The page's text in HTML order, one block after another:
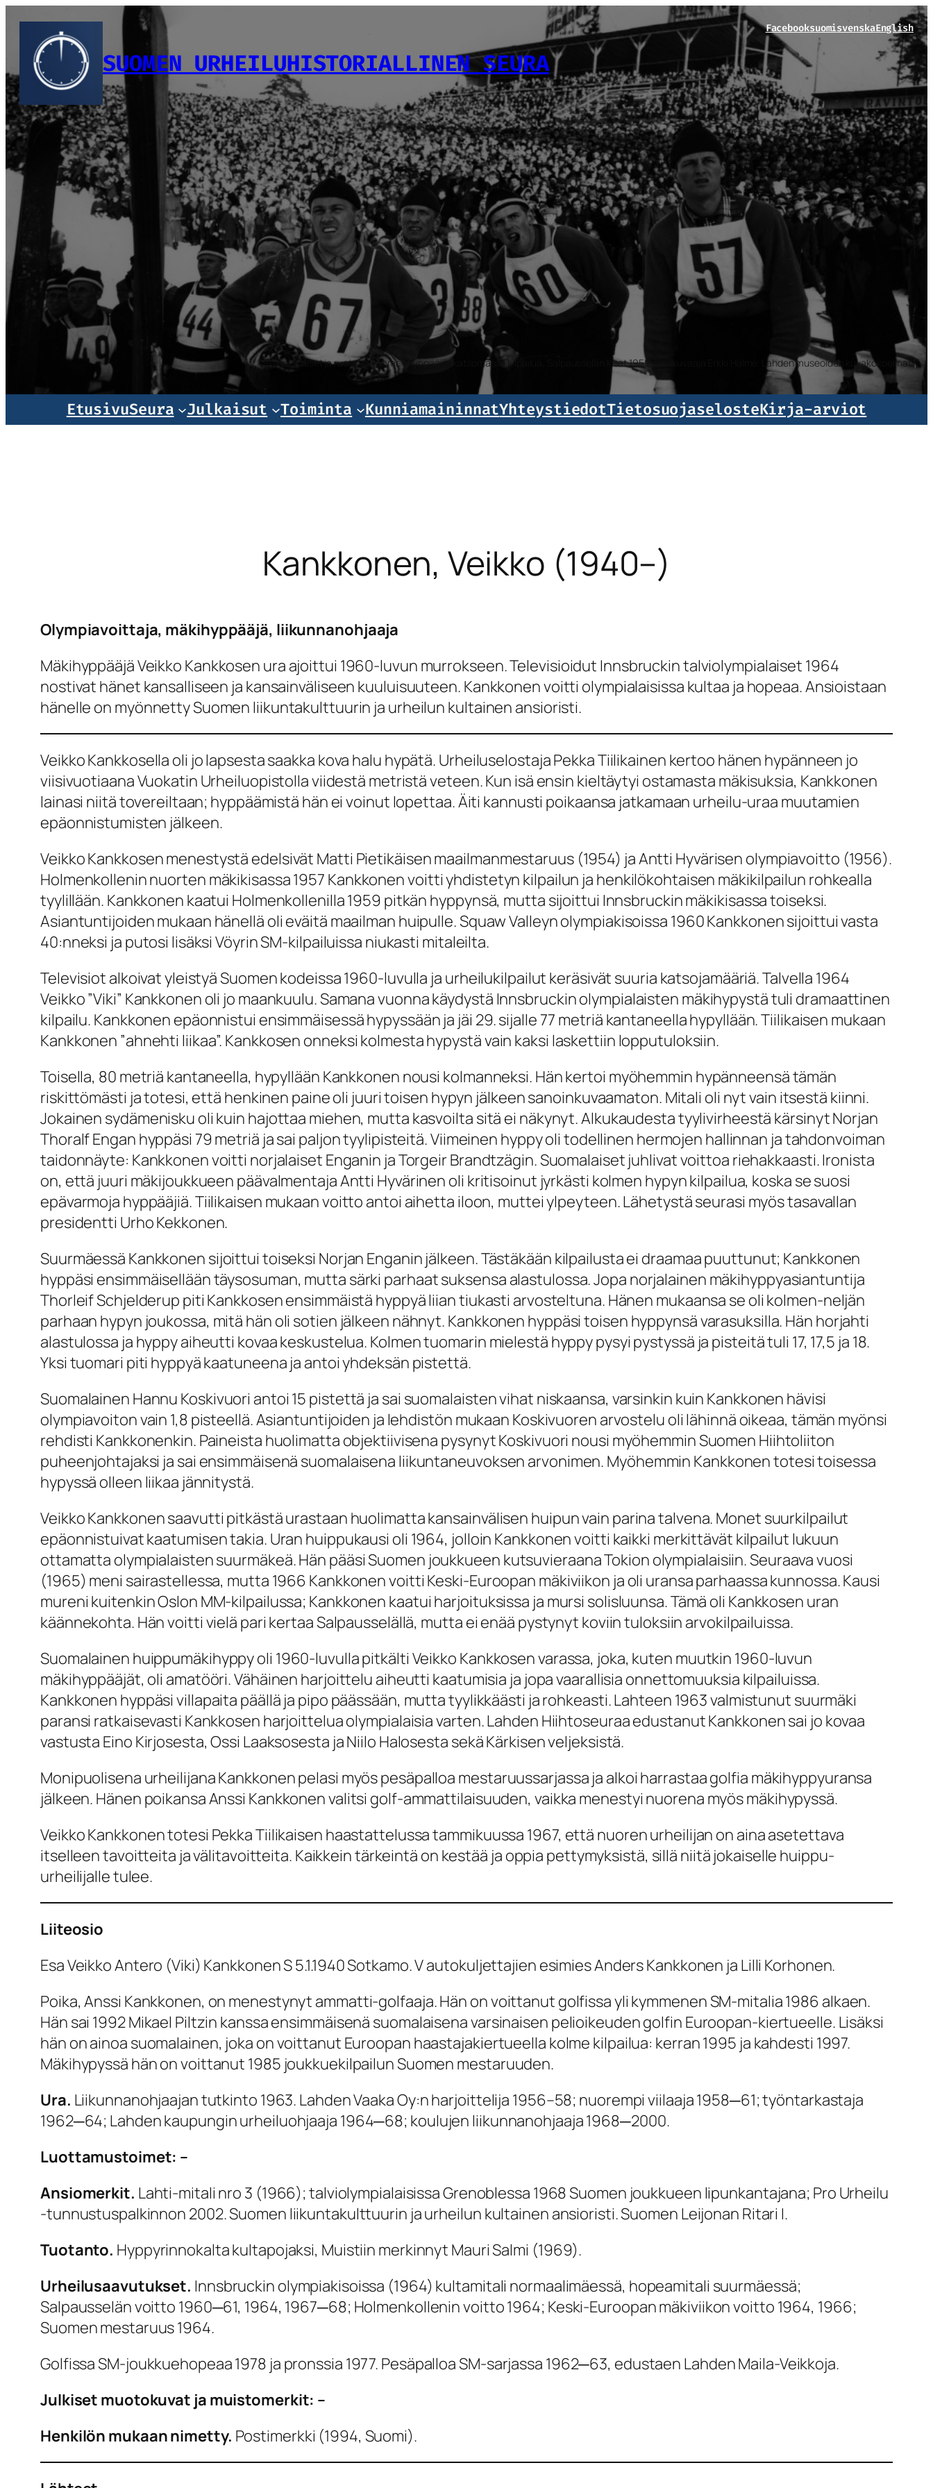
sisältöön
SUOMEN URHEILUHISTORIALLINEN SEURA
FacebooksuomisvenskaEnglish
Norjalaiset ja ruotsalaiset mäkihyppääjät katsomassa kilpailua, Salpausselän kisat 1959. Valokuvaaja Erkki Halme. Lahden museoiden kuvakokoelmat.
EtusivuSeura Julkaisut Toiminta KunniamaininnatYhteystiedotTietosuojaselosteKirja-arviot
Kankkonen, Veikko (1940–)
Olympiavoittaja, mäkihyppääjä, liikunnanohjaaja
Mäkihyppääjä Veikko Kankkosen ura ajoittui 1960-luvun murrokseen. Televisioidut Innsbruckin talviolympialaiset 1964
nostivat hänet kansalliseen ja kansainväliseen kuuluisuuteen. Kankkonen voitti olympialaisissa kultaa ja hopeaa. Ansioistaan
hänelle on myönnetty Suomen liikuntakulttuurin ja urheilun kultainen ansioristi.
Veikko Kankkosella oli jo lapsesta saakka kova halu hypätä. Urheiluselostaja Pekka Tiilikainen kertoo hänen hypänneen jo
viisivuotiaana Vuokatin Urheiluopistolla viidestä metristä veteen. Kun isä ensin kieltäytyi ostamasta mäkisuksia, Kankkonen
lainasi niitä tovereiltaan; hyppäämistä hän ei voinut lopettaa. Äiti kannusti poikaansa jatkamaan urheilu-uraa muutamien
epäonnistumisten jälkeen.
Veikko Kankkosen menestystä edelsivät Matti Pietikäisen maailmanmestaruus (1954) ja Antti Hyvärisen olympiavoitto (1956).
Holmenkollenin nuorten mäkikisassa 1957 Kankkonen voitti yhdistetyn kilpailun ja henkilökohtaisen mäkikilpailun rohkealla
tyylillään. Kankkonen kaatui Holmenkollenilla 1959 pitkän hyppynsä, mutta sijoittui Innsbruckin mäkikisassa toiseksi.
Asiantuntijoiden mukaan hänellä oli eväitä maailman huipulle. Squaw Valleyn olympiakisoissa 1960 Kankkonen sijoittui vasta
40:nneksi ja putosi lisäksi Vöyrin SM-kilpailuissa niukasti mitaleilta.
Televisiot alkoivat yleistyä Suomen kodeissa 1960-luvulla ja urheilukilpailut keräsivät suuria katsojamääriä. Talvella 1964
Veikko ”Viki” Kankkonen oli jo maankuulu. Samana vuonna käydystä Innsbruckin olympialaisten mäkihypystä tuli dramaattinen
kilpailu. Kankkonen epäonnistui ensimmäisessä hypyssään ja jäi 29. sijalle 77 metriä kantaneella hypyllään. Tiilikaisen mukaan
Kankkonen ”ahnehti liikaa”. Kankkosen onneksi kolmesta hypystä vain kaksi laskettiin lopputuloksiin.
Toisella, 80 metriä kantaneella, hypyllään Kankkonen nousi kolmanneksi. Hän kertoi myöhemmin hypänneensä tämän
riskittömästi ja totesi, että henkinen paine oli juuri toisen hypyn jälkeen sanoinkuvaamaton. Mitali oli nyt vain itsestä kiinni.
Jokainen sydämenisku oli kuin hajottaa miehen, mutta kasvoilta sitä ei näkynyt. Alkukaudesta tyylivirheestä kärsinyt Norjan
Thoralf Engan hyppäsi 79 metriä ja sai paljon tyylipisteitä. Viimeinen hyppy oli todellinen hermojen hallinnan ja tahdonvoiman
taidonnäyte: Kankkonen voitti norjalaiset Enganin ja Torgeir Brandtzägin. Suomalaiset juhlivat voittoa riehakkaasti. Ironista
on, että juuri mäkijoukkueen päävalmentaja Antti Hyvärinen oli kritisoinut jyrkästi kolmen hypyn kilpailua, koska se suosi
epävarmoja hyppääjiä. Tiilikaisen mukaan voitto antoi aihetta iloon, muttei ylpeyteen. Lähetystä seurasi myös tasavallan
presidentti Urho Kekkonen.
Suurmäessä Kankkonen sijoittui toiseksi Norjan Enganin jälkeen. Tästäkään kilpailusta ei draamaa puuttunut; Kankkonen
hyppäsi ensimmäisellään täysosuman, mutta särki parhaat suksensa alastulossa. Jopa norjalainen mäkihyppyasiantuntija
Thorleif Schjelderup piti Kankkosen ensimmäistä hyppyä liian tiukasti arvosteltuna. Hänen mukaansa se oli kolmen-neljän
parhaan hypyn joukossa, mitä hän oli sotien jälkeen nähnyt. Kankkonen hyppäsi toisen hyppynsä varasuksilla. Hän horjahti
alastulossa ja hyppy aiheutti kovaa keskustelua. Kolmen tuomarin mielestä hyppy pysyi pystyssä ja pisteitä tuli 17, 17,5 ja 18.
Yksi tuomari piti hyppyä kaatuneena ja antoi yhdeksän pistettä.
Suomalainen Hannu Koskivuori antoi 15 pistettä ja sai suomalaisten vihat niskaansa, varsinkin kuin Kankkonen hävisi
olympiavoiton vain 1,8 pisteellä. Asiantuntijoiden ja lehdistön mukaan Koskivuoren arvostelu oli lähinnä oikeaa, tämän myönsi
rehdisti Kankkonenkin. Paineista huolimatta objektiivisena pysynyt Koskivuori nousi myöhemmin Suomen Hiihtoliiton
puheenjohtajaksi ja sai ensimmäisenä suomalaisena liikuntaneuvoksen arvonimen. Myöhemmin Kankkonen totesi toisessa
hypyssä olleen liikaa jännitystä.
Veikko Kankkonen saavutti pitkästä urastaan huolimatta kansainvälisen huipun vain parina talvena. Monet suurkilpailut
epäonnistuivat kaatumisen takia. Uran huippukausi oli 1964, jolloin Kankkonen voitti kaikki merkittävät kilpailut lukuun
ottamatta olympialaisten suurmäkeä. Hän pääsi Suomen joukkueen kutsuvieraana Tokion olympialaisiin. Seuraava vuosi
(1965) meni sairastellessa, mutta 1966 Kankkonen voitti Keski-Euroopan mäkiviikon ja oli uransa parhaassa kunnossa. Kausi
mureni kuitenkin Oslon MM-kilpailussa; Kankkonen kaatui harjoituksissa ja mursi solisluunsa. Tämä oli Kankkosen uran
käännekohta. Hän voitti vielä pari kertaa Salpausselällä, mutta ei enää pystynyt koviin tuloksiin arvokilpailuissa.
Suomalainen huippumäkihyppy oli 1960-luvulla pitkälti Veikko Kankkosen varassa, joka, kuten muutkin 1960-luvun
mäkihyppääjät, oli amatööri. Vähäinen harjoittelu aiheutti kaatumisia ja jopa vaarallisia onnettomuuksia kilpailuissa.
Kankkonen hyppäsi villapaita päällä ja pipo päässään, mutta tyylikkäästi ja rohkeasti. Lahteen 1963 valmistunut suurmäki
paransi ratkaisevasti Kankkosen harjoittelua olympialaisia varten. Lahden Hiihtoseuraa edustanut Kankkonen sai jo kovaa
vastusta Eino Kirjosesta, Ossi Laaksosesta ja Niilo Halosesta sekä Kärkisen veljeksistä.
Monipuolisena urheilijana Kankkonen pelasi myös pesäpalloa mestaruussarjassa ja alkoi harrastaa golfia mäkihyppyuransa
jälkeen. Hänen poikansa Anssi Kankkonen valitsi golf-ammattilaisuuden, vaikka menestyi nuorena myös mäkihypyssä.
Veikko Kankkonen totesi Pekka Tiilikaisen haastattelussa tammikuussa 1967, että nuoren urheilijan on aina asetettava
itselleen tavoitteita ja välitavoitteita. Kaikkein tärkeintä on kestää ja oppia pettymyksistä, sillä niitä jokaiselle huippu-
urheilijalle tulee.
Liiteosio
Esa Veikko Antero (Viki) Kankkonen S 5.1.1940 Sotkamo. V autokuljettajien esimies Anders Kankkonen ja Lilli Korhonen.
Poika, Anssi Kankkonen, on menestynyt ammatti-golfaaja. Hän on voittanut golfissa yli kymmenen SM-mitalia 1986 alkaen.
Hän sai 1992 Mikael Piltzin kanssa ensimmäisenä suomalaisena varsinaisen pelioikeuden golfin Euroopan-kiertueelle. Lisäksi
hän on ainoa suomalainen, joka on voittanut Euroopan haastajakiertueella kolme kilpailua: kerran 1995 ja kahdesti 1997.
Mäkihypyssä hän on voittanut 1985 joukkuekilpailun Suomen mestaruuden.
Ura. Liikunnanohjaajan tutkinto 1963. Lahden Vaaka Oy:n harjoittelija 1956–58; nuorempi viilaaja 1958─61; työntarkastaja
1962─64; Lahden kaupungin urheiluohjaaja 1964─68; koulujen liikunnanohjaaja 1968─2000.
Luottamustoimet: –
Ansiomerkit. Lahti-mitali nro 3 (1966); talviolympialaisissa Grenoblessa 1968 Suomen joukkueen lipunkantajana; Pro Urheilu
-tunnustuspalkinnon 2002. Suomen liikuntakulttuurin ja urheilun kultainen ansioristi. Suomen Leijonan Ritari I.
Tuotanto. Hyppyrinnokalta kultapojaksi, Muistiin merkinnyt Mauri Salmi (1969).
Urheilusaavutukset. Innsbruckin olympiakisoissa (1964) kultamitali normaalimäessä, hopeamitali suurmäessä;
Salpausselän voitto 1960─61, 1964, 1967─68; Holmenkollenin voitto 1964; Keski-Euroopan mäkiviikon voitto 1964, 1966;
Suomen mestaruus 1964.
Golfissa SM-joukkuehopeaa 1978 ja pronssia 1977. Pesäpalloa SM-sarjassa 1962─63, edustaen Lahden Maila-Veikkoja.
Julkiset muotokuvat ja muistomerkit: –
Henkilön mukaan nimetty. Postimerkki (1994, Suomi).